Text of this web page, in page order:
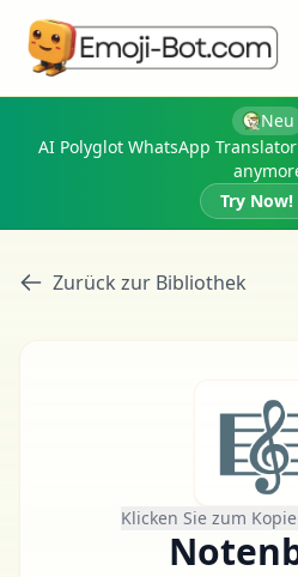
Neu
AI Polyglot WhatsApp
Try Now!
Zurück zur Bibliothek
Klicken Sie zum